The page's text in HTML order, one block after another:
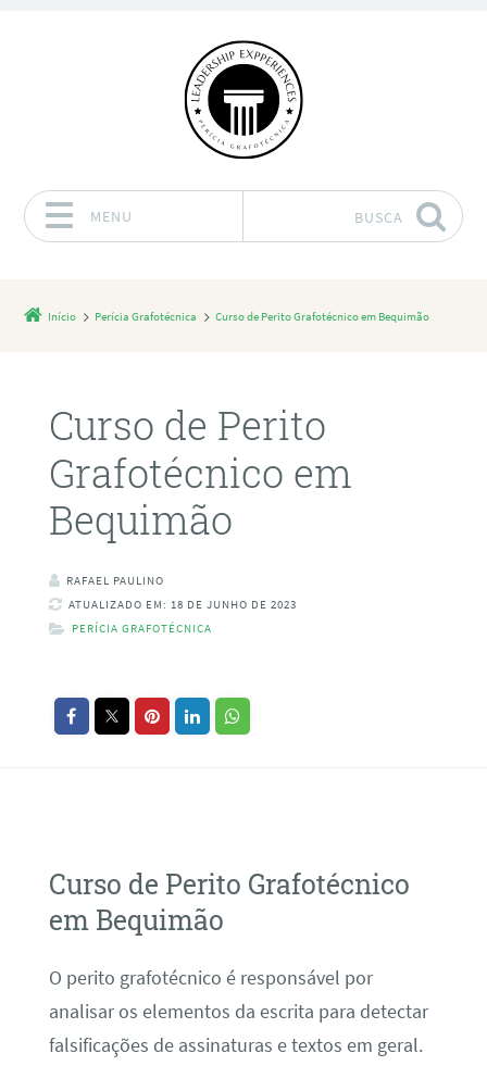
MENU BUSCA
Início Perícia Grafotécnica Curso de Perito Grafotécnico em Bequimão
Curso de Perito
Grafotécnico em
Bequimão
RAFAEL PAULINO
ATUALIZADO EM: 18 DE JUNHO DE 2023
PERÍCIA GRAFOTÉCNICA
Curso de Perito Grafotécnico
em Bequimão
O perito grafotécnico é responsável por
analisar os elementos da escrita para detectar
falsificações de assinaturas e textos em geral.